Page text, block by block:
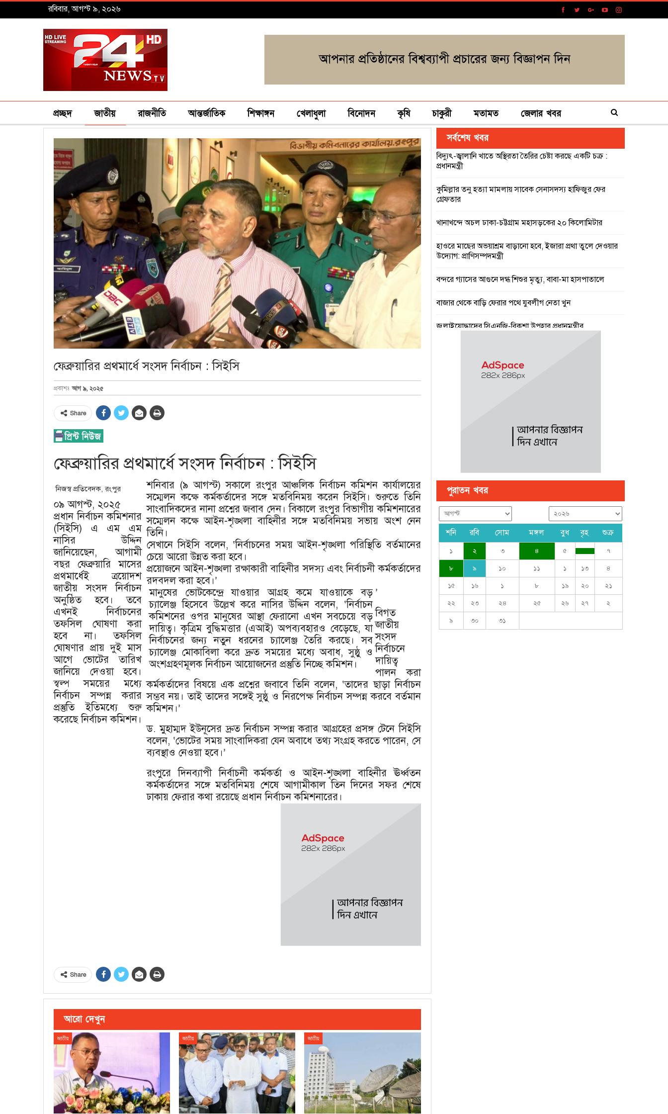
রবিবার, আগস্ট ৯, ২০২৬
প্রচ্ছদ জাতীয় রাজনীতি আন্তর্জাতিক শিক্ষাঙ্গন খেলাধুলা বিনোদন কৃষি চাকুরী মতামত জেলার খবর
ফেব্রুয়ারির প্রথমার্ধে সংসদ নির্বাচন : সিইসি
প্রকাশঃ আগ ৯, ২০২৫
Share
ফেব্রুয়ারির প্রথমার্ধে সংসদ নির্বাচন : সিইসি
নিজস্ব প্রতিবেদক, রংপুর
০৯ আগস্ট, ২০২৫
প্রধান নির্বাচন কমিশনার
(সিইসি) এ এম এম
নাসির উদ্দিন
জানিয়েছেন, আগামী
বছর ফেব্রুয়ারি মাসের
প্রথমার্ধেই ত্রয়োদশ
জাতীয় সংসদ নির্বাচন
অনুষ্ঠিত হবে। তবে
এখনই নির্বাচনের
তফসিল ঘোষণা করা
হবে না। তফসিল
ঘোষণার প্রায় দুই মাস
আগে ভোটের তারিখ
জানিয়ে দেওয়া হবে।
স্বল্প সময়ের মধ্যে
নির্বাচন সম্পন্ন করার
প্রস্তুতি ইতিমধ্যে শুরু
করেছে নির্বাচন কমিশন।
শনিবার (৯ আগস্ট) সকালে রংপুর আঞ্চলিক নির্বাচন কমিশন কার্যালয়ের
সম্মেলন কক্ষে কর্মকর্তাদের সঙ্গে মতবিনিময় করেন সিইসি। শুরুতে তিনি
সাংবাদিকদের নানা প্রশ্নের জবাব দেন। বিকালে রংপুর বিভাগীয় কমিশনারের
সম্মেলন কক্ষে আইন-শৃঙ্খলা বাহিনীর সঙ্গে মতবিনিময় সভায় অংশ নেন
তিনি।
সেখানে সিইসি বলেন, ‘নির্বাচনের সময় আইন-শৃঙ্খলা পরিস্থিতি বর্তমানের
চেয়ে আরো উন্নত করা হবে।
প্রয়োজনে আইন-শৃঙ্খলা রক্ষাকারী বাহিনীর সদস্য এবং নির্বাচনী কর্মকর্তাদের
রদবদল করা হবে।’
মানুষের ভোটকেন্দ্রে যাওয়ার আগ্রহ কমে যাওয়াকে বড়
চ্যালেঞ্জ হিসেবে উল্লেখ করে নাসির উদ্দিন বলেন, ‘নির্বাচন
কমিশনের ওপর মানুষের আস্থা ফেরানো এখন সবচেয়ে বড়
দায়িত্ব। কৃত্রিম বুদ্ধিমত্তার (এআই) অপব্যবহারও বেড়েছে, যা
নির্বাচনের জন্য নতুন ধরনের চ্যালেঞ্জ তৈরি করছে। সব
চ্যালেঞ্জ মোকাবিলা করে দ্রুত সময়ের মধ্যে অবাধ, সুষ্ঠু ও
অংশগ্রহণমূলক নির্বাচন আয়োজনের প্রস্তুতি নিচ্ছে কমিশন।
’
বিগত
জাতীয়
সংসদ
নির্বাচনে
দায়িত্ব
পালন করা
কর্মকর্তাদের বিষয়ে এক প্রশ্নের জবাবে তিনি বলেন, ‘তাদের ছাড়া নির্বাচন
সম্ভব নয়। তাই তাদের সঙ্গেই সুষ্ঠু ও নিরপেক্ষ নির্বাচন সম্পন্ন করবে বর্তমান
কমিশন।’
ড. মুহাম্মদ ইউনূসের দ্রুত নির্বাচন সম্পন্ন করার আগ্রহের প্রসঙ্গ টেনে সিইসি
বলেন, ‘ভোটের সময় সাংবাদিকরা যেন অবাধে তথ্য সংগ্রহ করতে পারেন, সে
ব্যবস্থাও নেওয়া হবে।’
রংপুরে দিনব্যাপী নির্বাচনী কর্মকর্তা ও আইন-শৃঙ্খলা বাহিনীর ঊর্ধ্বতন
কর্মকর্তাদের সঙ্গে মতবিনিময় শেষে আগামীকাল তিন দিনের সফর শেষে
ঢাকায় ফেরার কথা রয়েছে প্রধান নির্বাচন কমিশনারের।
Share
আরো দেখুন
জাতীয় জাতীয় জাতীয়
সর্বশেষ খবর
বিদ্যুৎ-জ্বালানি খাতে অস্থিরতা তৈরির চেষ্টা করছে একটি চক্র :
প্রধানমন্ত্রী
কুমিল্লার তনু হত্যা মামলায় সাবেক সেনাসদস্য হাফিজুর ফের
গ্রেফতার
খানাখন্দে অচল ঢাকা-চট্টগ্রাম মহাসড়কের ২০ কিলোমিটার
হাওরে মাছের অভয়াশ্রম বাড়ানো হবে, ইজারা প্রথা তুলে দেওয়ার
উদ্যোগ: প্রাণিসম্পদমন্ত্রী
বন্দরে গ্যাসের আগুনে দগ্ধ শিশুর মৃত্যু, বাবা-মা হাসপাতালে
বাজার থেকে বাড়ি ফেরার পথে যুবলীগ নেতা খুন
জুলাইযোদ্ধাদের সিএনজি-রিকশা উপহার প্রধানমন্ত্রীর
পে স্কেল নিয়ে বড় সুখবর, ফাইল উঠছে মন্ত্রিসভায়
পুরাতন খবর
শনি রবি সোম মঙ্গল বুধ বৃহ শুক্র
১ ২ ৩ ৪ ৫ ৭
৮ ৯ ১০ ১১ ১ ১৩ ৪
১৫ ১৬ ১ ৮ ১৯ ২০ ২১
২২ ২৩ ২৪ ২৫ ২৬ ২৭ ২
৯ ৩০ ৩১